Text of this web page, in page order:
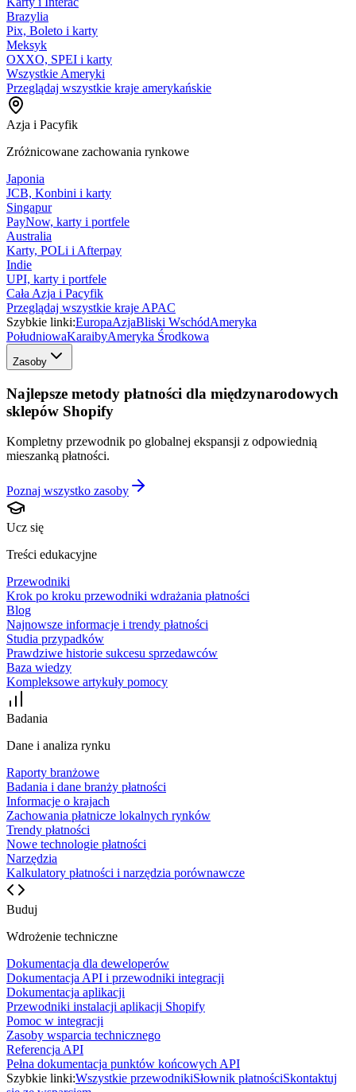
Brazylia
Pix, Boleto i karty
Meksyk
OXXO, SPEI i karty
Wszystkie Ameryki
Przeglądaj wszystkie kraje amerykańskie
Azja i Pacyfik
Zróżnicowane zachowania rynkowe
Japonia
JCB, Konbini i karty
Singapur
PayNow, karty i portfele
Australia
Karty, POLi i Afterpay
Indie
UPI, karty i portfele
Cała Azja i Pacyfik
Przeglądaj wszystkie kraje APAC
Szybkie linki:EuropaAzjaBliski WschódAmeryka
PołudniowaKaraibyAmeryka Środkowa
Zasoby
Najlepsze metody płatności dla międzynarodowych
sklepów Shopify
Kompletny przewodnik po globalnej ekspansji z odpowiednią
mieszanką płatności.
Poznaj wszystko zasoby
Ucz się
Treści edukacyjne
Przewodniki
Krok po kroku przewodniki wdrażania płatności
Blog
Najnowsze informacje i trendy płatności
Studia przypadków
Prawdziwe historie sukcesu sprzedawców
Baza wiedzy
Kompleksowe artykuły pomocy
Badania
Dane i analiza rynku
Raporty branżowe
Badania i dane branży płatności
Informacje o krajach
Zachowania płatnicze lokalnych rynków
Trendy płatności
Nowe technologie płatności
Narzędzia
Kalkulatory płatności i narzędzia porównawcze
Buduj
Wdrożenie techniczne
Dokumentacja dla deweloperów
Dokumentacja API i przewodniki integracji
Dokumentacja aplikacji
Przewodniki instalacji aplikacji Shopify
Pomoc w integracji
Zasoby wsparcia technicznego
Referencja API
Pełna dokumentacja punktów końcowych API
Szybkie linki:Wszystkie przewodnikiSłownik płatnościSkontaktuj